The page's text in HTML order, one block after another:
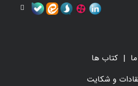
کتاب ها
و شکایت